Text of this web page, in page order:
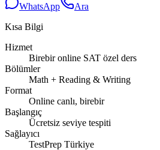
WhatsApp
Ara
Kısa Bilgi
Hizmet
Birebir online SAT özel ders
Bölümler
Math + Reading & Writing
Format
Online canlı, birebir
Başlangıç
Ücretsiz seviye tespiti
Sağlayıcı
TestPrep Türkiye